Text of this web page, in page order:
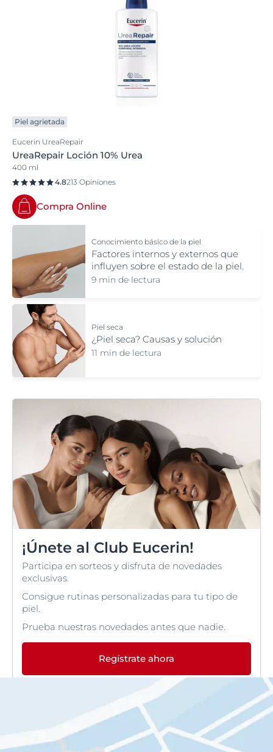
Piel agrietada
Eucerin UreaRepair
UreaRepair Loción 10% Urea
400 ml
4.8213 Opiniones
Compra Online
Conocimiento básico de la piel
Factores internos y externos que
influyen sobre el estado de la piel.
9 min de lectura
Piel seca
¿Piel seca? Causas y solución
11 min de lectura
¡Únete al Club Eucerin!
Participa en sorteos y disfruta de novedades
exclusivas.
Consigue rutinas personalizadas para tu tipo de
piel.
Prueba nuestras novedades antes que nadie.
Regístrate ahora